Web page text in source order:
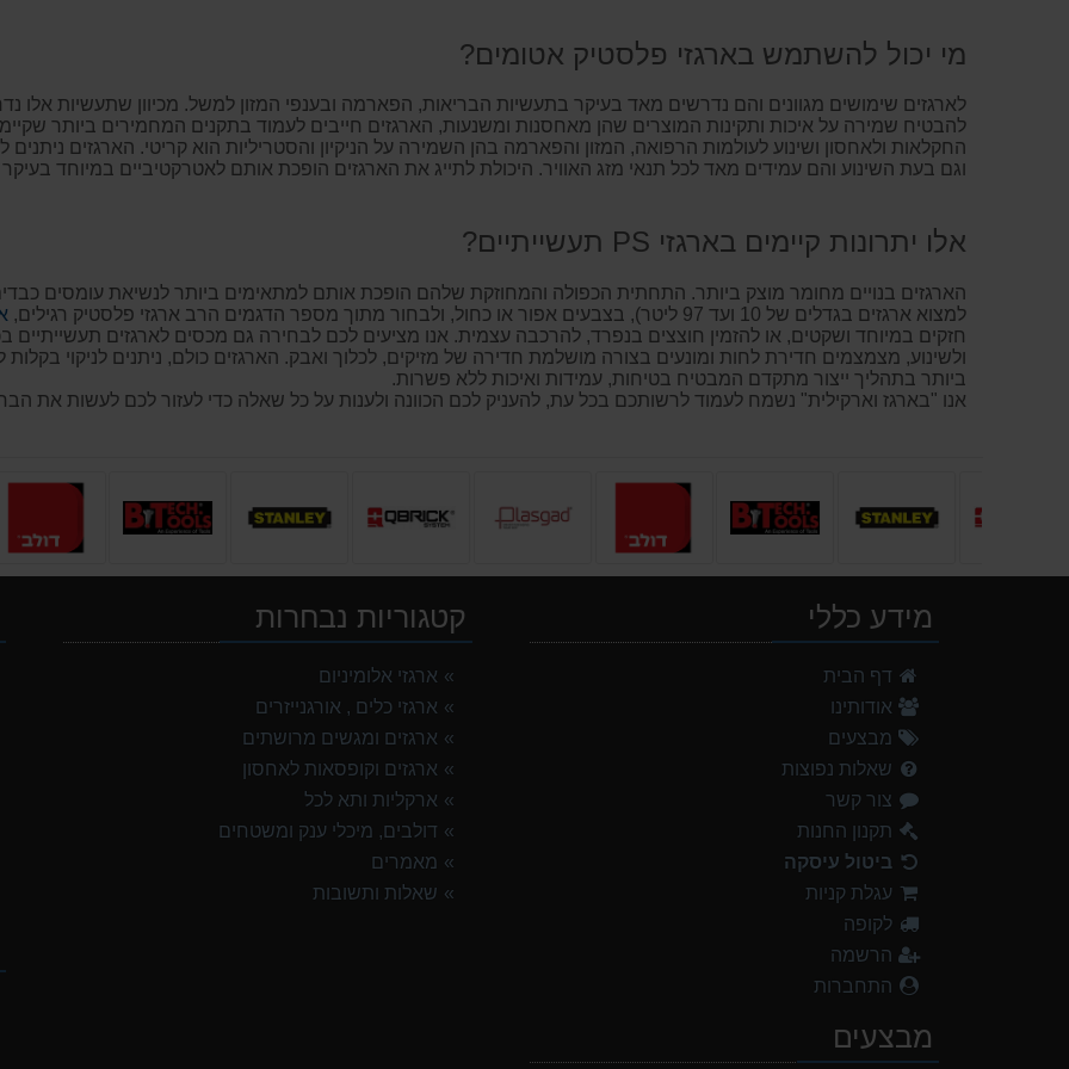
מי יכול להשתמש בארגזי פלסטיק אטומים?
לארגזים שימושים מגוונים והם נדרשים מאד בעיקר בתעשיות הבריאות, הפארמה ובענפי המזון למשל. מכיוון שתעשיות
להבטיח שמירה על איכות ותקינות המוצרים שהן מאחסנות ומשנעות, הארגזים חייבים לעמוד בתקנים המחמירים ביותר
החקלאות ולאחסון ושינוע לעולמות הרפואה, המזון והפארמה בהן השמירה על הניקיון והסטריליות הוא קריטי. הארגזים
וגם בעת השינוע והם עמידים מאד לכל תנאי מזג האוויר. היכולת לתייג את הארגזים הופכת אותם לאטרקטיביים במיוחד
אלו יתרונות קיימים בארגזי PS תעשייתיים?
הארגזים בנויים מחומר מוצק ביותר. התחתית הכפולה והמחוזקת שלהם הופכת אותם למתאימים ביותר לנשיאת עומסים כבדים.
למצוא ארגזים בגדלים של 10 ועד 97 ליטר), בצבעים אפור או כחול, ולבחור מתוך מספר הדגמים הרב ארגזי פלסטיק רגילים,
ולשינוע, מצמצמים חדירת לחות ומונעים בצורה מושלמת חדירה של מזיקים, לכלוך ואבק. הארגזים כולם, ניתנים לניקוי
ביותר בתהליך ייצור מתקדם המבטיח בטיחות, עמידות ואיכות ללא פשרות.
אנו "בארגז וארקילית" נשמח לעמוד לרשותכם בכל עת, להעניק לכם הכוונה ולענות על כל שאלה כדי לעזור לכם לעשות את
מידע כללי
דף הבית
אודותינו
מבצעים
שאלות נפוצות
צור קשר
תקנון החנות
ביטול עיסקה
עגלת קניות
לקופה
הרשמה
התחברות
מבצעים
קטגוריות נבחרות
ארגזי אלומיניום
ארגזי כלים , אורגנייזרים
ארגזים ומגשים מרושתים
ארגזים וקופסאות לאחסון
ארקליות ותא לכל
דולבים, מיכלי ענק ומשטחים
מאמרים
שאלות ותשובות